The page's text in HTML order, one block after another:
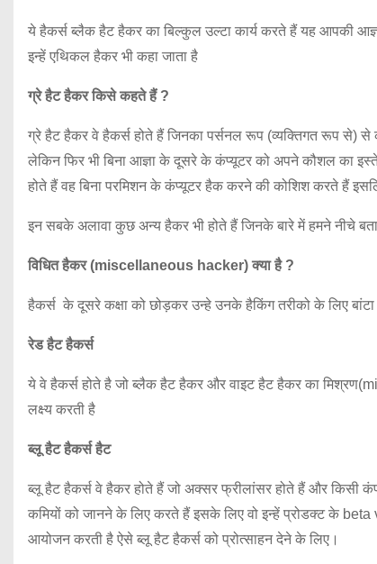
ये हैकर्स ब्लैक हैट हैकर का बिल्कुल उल्टा कार्य करते हैं यह आपकी
इन्हें एथिकल हैकर भी कहा जाता है
ग्रे हैट हैकर किसे कहते हैं ?
ग्रे हैट हैकर वे हैकर्स होते हैं जिनका पर्सनल रूप (व्यक्तिगत रूप से) से
लेकिन फिर भी बिना आज्ञा के दूसरे के कंप्यूटर को अपने कौशल का
होते हैं वह बिना परमिशन के कंप्यूटर हैक करने की कोशिश करते हैं
इन सबके अलावा कुछ अन्य हैकर भी होते हैं जिनके बारे में हमने नीचे
विधित हैकर (miscellaneous hacker) क्या है ?
हैकर्स के दूसरे कक्षा को छोड़कर उन्हे उनके हैकिंग तरीको के लिए
रेड हैट हैकर्स
ये वे हैकर्स होते है जो ब्लैक हैट हैकर और वाइट हैट हैकर का
लक्ष्य करती है
ब्लू हैट हैकर्स हैट
ब्लू हैट हैकर्स वे हैकर होते हैं जो अक्सर फ्रीलांसर होते हैं और किसी
कमियों को जानने के लिए करते हैं इसके लिए वो इन्हें प्रोडक्ट के
आयोजन करती है ऐसे ब्लू हैट हैकर्स को प्रोत्साहन देने के लिए।